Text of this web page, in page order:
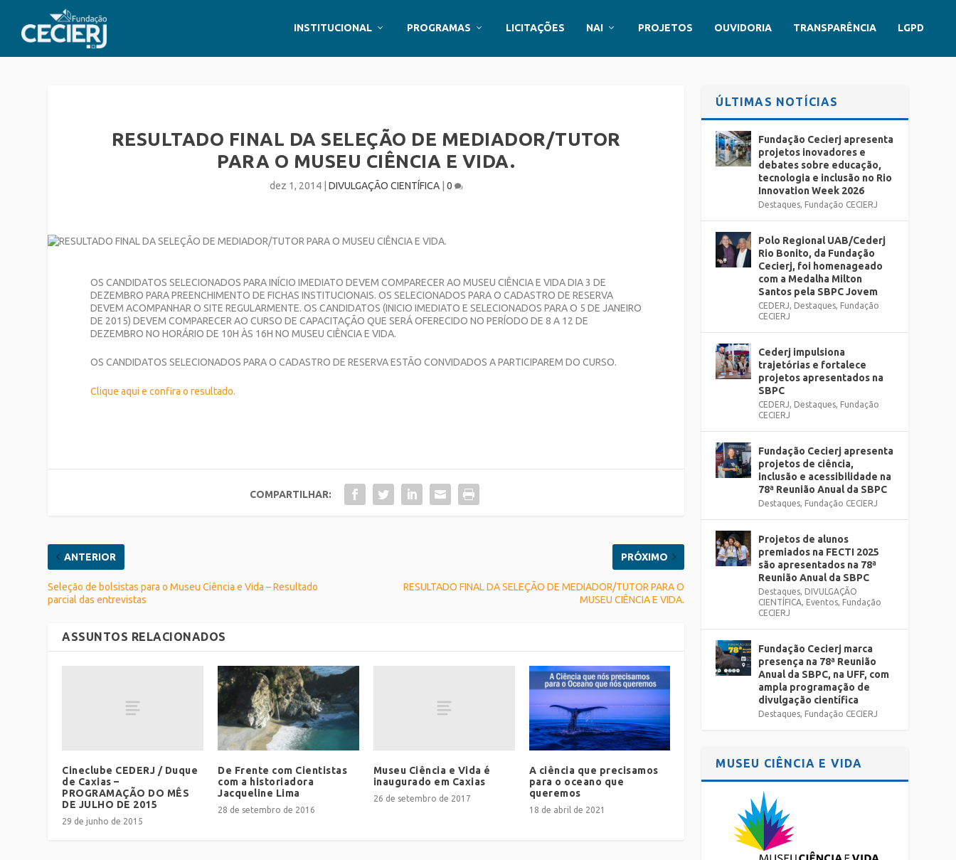
INSTITUCIONAL PROGRAMAS LICITAÇÕES NAI PROJETOS OUVIDORIA TRANSPARÊNCIA LGPD
RESULTADO FINAL DA SELEÇÃO DE MEDIADOR/TUTOR
PARA O MUSEU CIÊNCIA E VIDA.
dez 1, 2014| DIVULGAÇÃO CIENTÍFICA| 0
OS CANDIDATOS SELECIONADOS PARA INÍCIO IMEDIATO DEVEM COMPARECER AO MUSEU CIÊNCIA E VIDA DIA 3 DE
DEZEMBRO PARA PREENCHIMENTO DE FICHAS INSTITUCIONAIS. OS SELECIONADOS PARA O CADASTRO DE RESERVA
DEVEM ACOMPANHAR O SITE REGULARMENTE. OS CANDIDATOS (INICIO IMEDIATO E SELECIONADOS PARA O 5 DE JANEIRO
DE 2015) DEVEM COMPARECER AO CURSO DE CAPACITAÇÃO QUE SERÁ OFERECIDO NO PERÍODO DE 8 A 12 DE
DEZEMBRO NO HORÁRIO DE 10H ÀS 16H NO MUSEU CIÊNCIA E VIDA.
OS CANDIDATOS SELECIONADOS PARA O CADASTRO DE RESERVA ESTÃO CONVIDADOS A PARTICIPAREM DO CURSO.
Clique aqui e confira o resultado.
COMPARTILHAR:
ANTERIOR
Seleção de bolsistas para o Museu Ciência e Vida – Resultado
parcial das entrevistas
PRÓXIMO
RESULTADO FINAL DA SELEÇÃO DE MEDIADOR/TUTOR PARA O
MUSEU CIÊNCIA E VIDA.
ASSUNTOS RELACIONADOS
Cineclube CEDERJ / Duque
de Caxias –
PROGRAMAÇÃO DO MÊS
DE JULHO DE 2015
29 de junho de 2015
De Frente com Cientistas
com a historiadora
Jacqueline Lima
28 de setembro de 2016
Museu Ciência e Vida é
inaugurado em Caxias
26 de setembro de 2017
A ciência que precisamos
para o oceano que
queremos
18 de abril de 2021
ÚLTIMAS NOTÍCIAS
Fundação Cecierj apresenta
projetos inovadores e
debates sobre educação,
tecnologia e inclusão no Rio
Innovation Week 2026
Destaques, Fundação CECIERJ
Polo Regional UAB/Cederj
Rio Bonito, da Fundação
Cecierj, foi homenageado
com a Medalha Milton
Santos pela SBPC Jovem
CEDERJ, Destaques, Fundação
CECIERJ
Cederj impulsiona
trajetórias e fortalece
projetos apresentados na
SBPC
CEDERJ, Destaques, Fundação
CECIERJ
Fundação Cecierj apresenta
projetos de ciência,
inclusão e acessibilidade na
78ª Reunião Anual da SBPC
Destaques, Fundação CECIERJ
Projetos de alunos
premiados na FECTI 2025
são apresentados na 78ª
Reunião Anual da SBPC
Destaques, DIVULGAÇÃO
CIENTÍFICA, Eventos, Fundação
CECIERJ
Fundação Cecierj marca
presença na 78ª Reunião
Anual da SBPC, na UFF, com
ampla programação de
divulgação científica
Destaques, Fundação CECIERJ
MUSEU CIÊNCIA E VIDA